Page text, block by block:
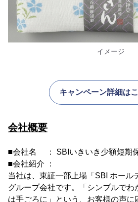
イメージ
キャンペーン詳細は
会社概要
■会社名 ： SBIいきいき少額短期
■会社紹介 ：
当社は、東証一部上場「SBI ホール
グループ会社です。「シンプルでわ
は手ごろに」という、お客様の声に